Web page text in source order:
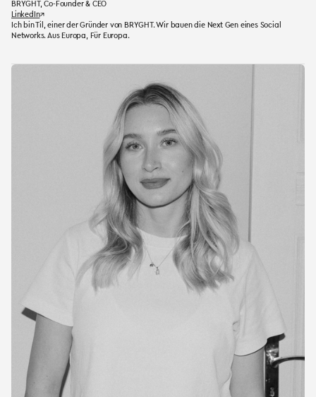
BRYGHT, Co-Founder & CEO
LinkedIn↗
Ich bin Til, einer der Gründer von BRYGHT. Wir bauen die Next Gen eines Social
Networks. Aus Europa, Für Europa.